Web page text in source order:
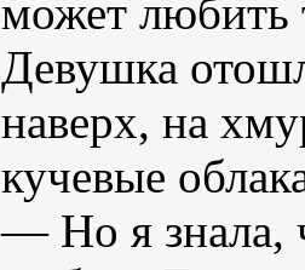
может любить
Девушка
наверх, на
кучевые
— Но я знала,